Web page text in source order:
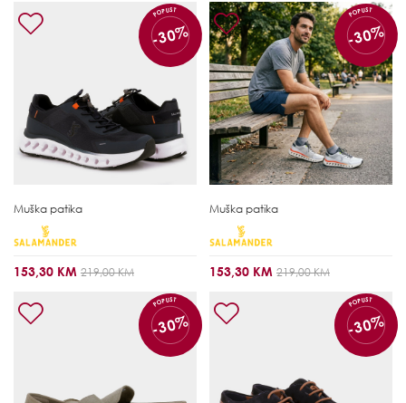
POPUST
-30%
Muška patika
153,30 KM 219,00 KM
POPUST
-30%
Muška patika
153,30 KM 219,00 KM
POPUST
-30%
POPUST
-30%